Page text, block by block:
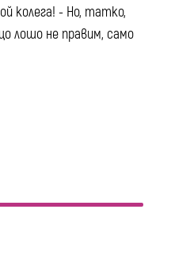
колега! - Но, татко,
лошо не правим, само